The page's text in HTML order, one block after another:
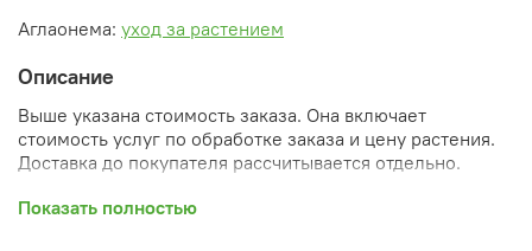
Аглаонема: уход за растением
Описание
Выше указана стоимость заказа. Она включает
стоимость услуг по обработке заказа и цену растения.
Доставка до покупателя рассчитывается отдельно.
После оформления заказа вы получите его
Показать полностью